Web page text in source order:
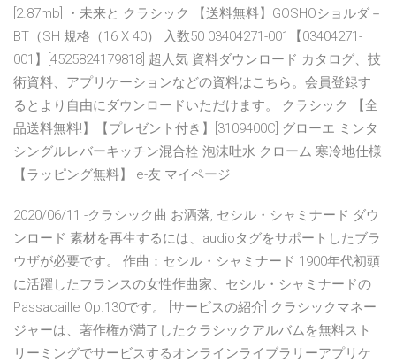
[2.87mb] ・未来と クラシック 【送料無料】GOSHOショルダ－
BT（SH 規格（16 X 40） 入数50 03404271-001【03404271-
001】[4525824179818] 超人気 資料ダウンロード カタログ、技
術資料、アプリケーションなどの資料はこちら。会員登録す
るとより自由にダウンロードいただけます。 クラシック 【全
品送料無料!】【プレゼント付き】[3109400C] グローエ ミンタ
シングルレバーキッチン混合栓 泡沫吐水 クローム 寒冷地仕様
【ラッピング無料】 e-友 マイページ
2020/06/11 -クラシック曲 お洒落, セシル・シャミナード ダウ
ンロード 素材を再生するには、audioタグをサポートしたブラ
ウザが必要です。 作曲：セシル・シャミナード 1900年代初頭
に活躍したフランスの女性作曲家、セシル・シャミナードの
Passacaille Op.130です。 [サービスの紹介] クラシックマネー
ジャーは、著作権が満了したクラシックアルバムを無料スト
リーミングでサービスするオンラインライブラリーアプリケ